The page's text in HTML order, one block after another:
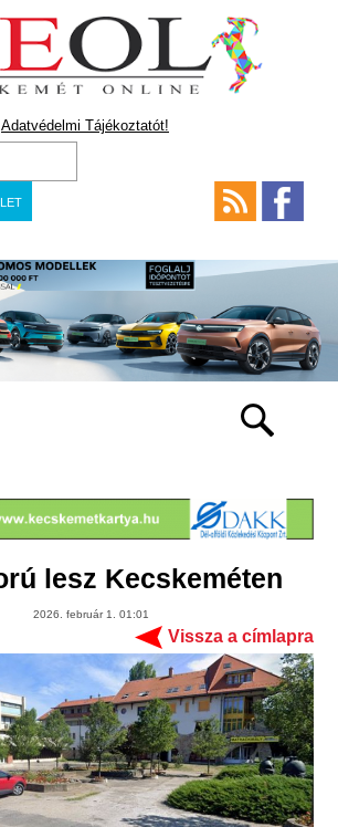
Adatvédelmi Tájékoztatót!
lesz Kecskeméten
2026. február 1. 01:01
Vissza a címlapra